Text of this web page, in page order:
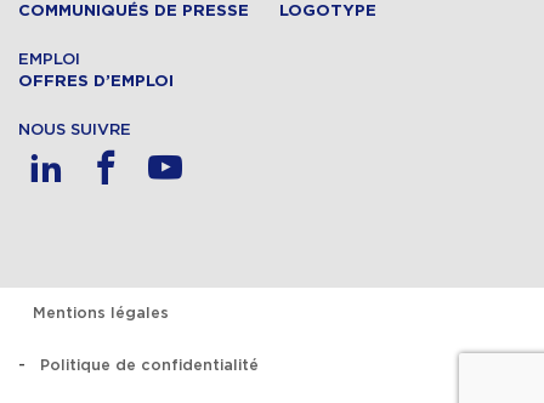
COMMUNIQUÉS DE PRESSE LOGOTYPE
EMPLOI
OFFRES D’EMPLOI
NOUS SUIVRE
Mentions légales
Politique de confidentialité